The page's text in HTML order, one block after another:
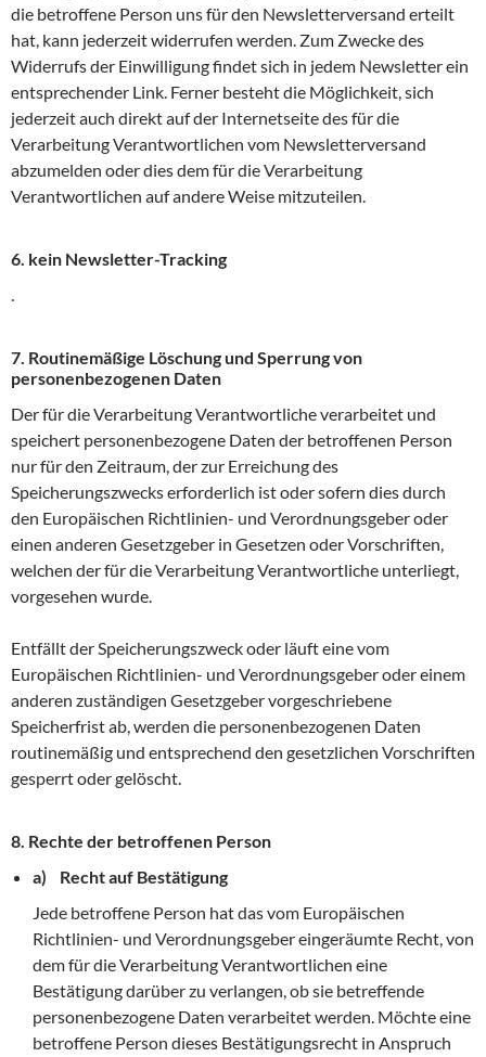
die betroffene Person uns für den Newsletterversand erteilt
hat, kann jederzeit widerrufen werden. Zum Zwecke des
Widerrufs der Einwilligung findet sich in jedem Newsletter ein
entsprechender Link. Ferner besteht die Möglichkeit, sich
jederzeit auch direkt auf der Internetseite des für die
Verarbeitung Verantwortlichen vom Newsletterversand
abzumelden oder dies dem für die Verarbeitung
Verantwortlichen auf andere Weise mitzuteilen.
6. kein Newsletter-Tracking
.
7. Routinemäßige Löschung und Sperrung von
personenbezogenen Daten
Der für die Verarbeitung Verantwortliche verarbeitet und
speichert personenbezogene Daten der betroffenen Person
nur für den Zeitraum, der zur Erreichung des
Speicherungszwecks erforderlich ist oder sofern dies durch
den Europäischen Richtlinien- und Verordnungsgeber oder
einen anderen Gesetzgeber in Gesetzen oder Vorschriften,
welchen der für die Verarbeitung Verantwortliche unterliegt,
vorgesehen wurde.
Entfällt der Speicherungszweck oder läuft eine vom
Europäischen Richtlinien- und Verordnungsgeber oder einem
anderen zuständigen Gesetzgeber vorgeschriebene
Speicherfrist ab, werden die personenbezogenen Daten
routinemäßig und entsprechend den gesetzlichen Vorschriften
gesperrt oder gelöscht.
8. Rechte der betroffenen Person
a) Recht auf Bestätigung
Jede betroffene Person hat das vom Europäischen
Richtlinien- und Verordnungsgeber eingeräumte Recht, von
dem für die Verarbeitung Verantwortlichen eine
Bestätigung darüber zu verlangen, ob sie betreffende
personenbezogene Daten verarbeitet werden. Möchte eine
betroffene Person dieses Bestätigungsrecht in Anspruch